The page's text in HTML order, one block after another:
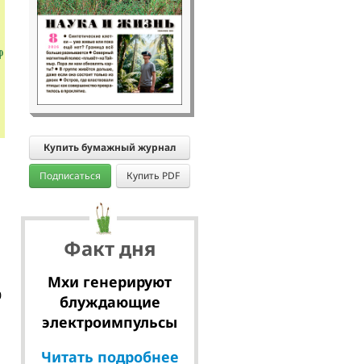
Купить бумажный журнал
Подписаться Купить PDF
Факт дня
Мхи генерируют
блуждающие
электроимпульсы
Читать подробнее